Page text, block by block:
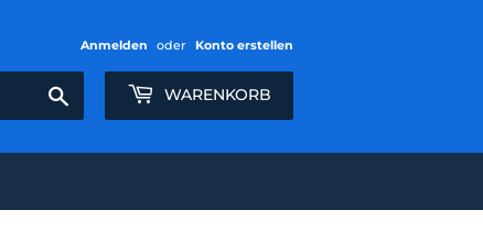
Anmelden oder Konto erstellen
WARENKORB